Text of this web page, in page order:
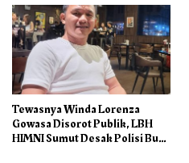
Tewasnya Winda Lorenza
Gowasa Disorot Publik, LBH
HIMNI Sumut Desak Polisi Buka